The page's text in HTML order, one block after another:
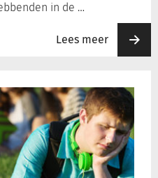
in de …
Lees meer